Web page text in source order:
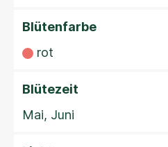
Blütenfarbe
rot
Blütezeit
Mai, Juni